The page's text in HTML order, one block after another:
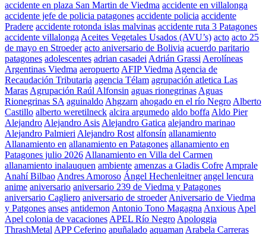
accidente en plaza San Martin de Viedma accidente en villalonga
accidente jefe de policia patagones accidente policia accidente
Pradere accidente rotonda islas malvinas accidente ruta 3 Patagones
accidente villalonga Aceites Vegetales Usados (AVU’s) acto acto 25
de mayo en Stroeder acto aniversario de Bolivia acuerdo paritario
patagones adolescentes adrian casadei Adrián Grassi Aerolíneas
Argentinas Viedma aeropuerto AFIP Viedma Agencia de
Recaudación Tributaria agencia Télam agrupación atletica Las
Maras Agrupación Raúl Alfonsin aguas rionegrinas Aguas
Rionegrinas SA aguinaldo Ahgzarn ahogado en el río Negro Alberto
Castillo alberto weretilneck alcira argumedo aldo boffa Aldo Pier
Alejandro Alejandro Asis Alejandro Gatica alejandro marinao
Alejandro Palmieri Alejandro Rost alfonsín allanamiento
Allanamiento en allanamiento en Patagones allanamiento en
Patagones julio 2026 Allanamiento en Villa del Carmen
allanamiento inalauquen ambiente amenzas a Gladis Cofre Amprale
Anahí Bilbao Andres Amoroso Ángel Hechenleitner angel lencura
anime aniversario aniversario 239 de Viedma y Patagones
aniversario Cagliero aniversario de stroeder Aniversario de Viedma
y Patgones anses antidemon Antonio Tono Magagna Anxious Apel
Apel colonia de vacaciones APEL Río Negro Apologgia
ThrashMetal APP Ceferino apuñalado aquaman Arabela Carreras